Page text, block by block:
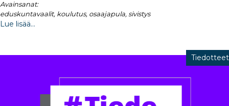
Avainsanat:
eduskuntavaalit, koulutus, osaajapula, sivistys
Lue lisää...
Tiedotteet